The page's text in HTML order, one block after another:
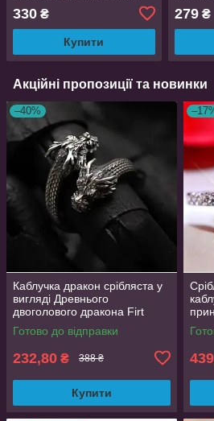
AurumLux212
330 ₴
Купити
розмір
279₴
Акційні пропозиції та новинки
–40%
Каблучка дракон срібляста у
вигляді Древнього
двоголового дракона Firt
регульований розмір
AurumLux008
Готово до відправки
232,80 ₴ 388 ₴
Купити